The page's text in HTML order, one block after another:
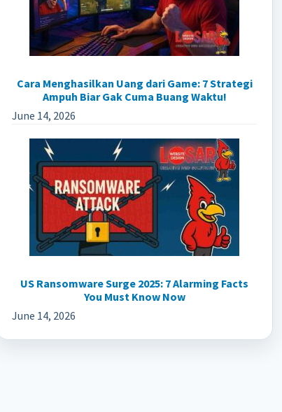
Cara Menghasilkan Uang dari Game: 7 Strategi
Ampuh Biar Gak Cuma Buang Waktu!
June 14, 2026
US Ransomware Surge 2025: 7 Alarming Facts
You Must Know Now
June 14, 2026